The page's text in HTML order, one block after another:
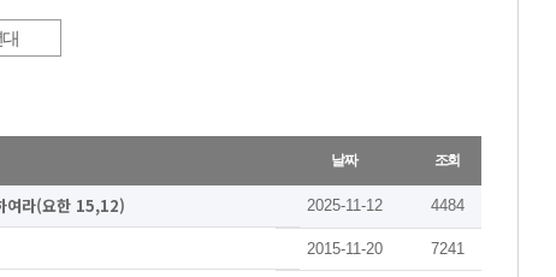
대
날짜 조회
여라(요한 15,12) 2025-11-12 4484
2015-11-20 7241